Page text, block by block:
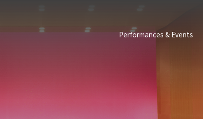
Performances & Events